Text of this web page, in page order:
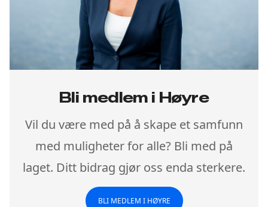
Bli medlem i Høyre
Vil du være med på å skape et samfunn
med muligheter for alle? Bli med på
laget. Ditt bidrag gjør oss enda sterkere.
BLI MEDLEM I HØYRE